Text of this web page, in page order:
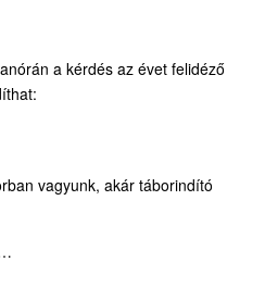
a kérdés az évet felidéző
vagyunk, akár táborindító